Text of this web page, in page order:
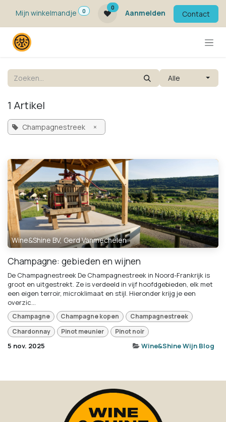
Mijn winkelmandje
0
0
Aanmelden Contact
Alle
1 Artikel
Champagnestreek ×
Wine&Shine BV, Gerd Vanmechelen
Champagne: gebieden en wijnen
De Champagnestreek De Champagnestreek in Noord-Frankrijk is
groot en uitgestrekt. Ze is verdeeld in vijf hoofdgebieden, elk met
een eigen terroir, microklimaat en stijl. Hieronder krijg je een
overzic...
Champagne Champagne kopen
Champagnestreek
Chardonnay
Pinot meunier Pinot noir
5 nov. 2025 Wine&Shine Wijn Blog